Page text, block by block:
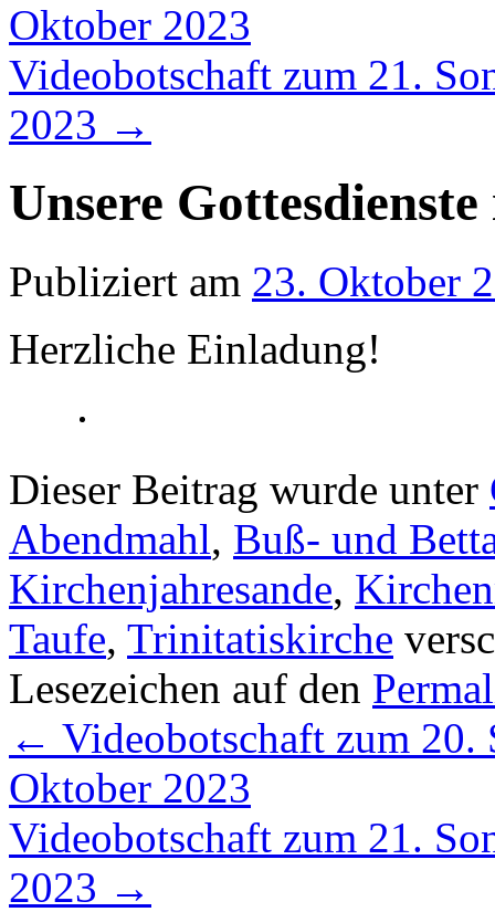
Oktober 2023
Videobotschaft zum 21.
2023 →
Unsere
Publiziert am 23. Oktober
Herzliche Einladung!
Dieser Beitrag wurde unter
Abendmahl, Buß- und
Kirchenjahresande,
Taufe, Trinitatiskirche
Lesezeichen auf den
← Videobotschaft zum 20.
Oktober 2023
Videobotschaft zum 21.
2023 →